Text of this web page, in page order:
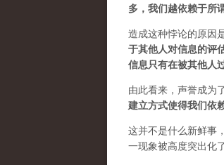
多，我们越依赖于所
造成这种悖论的原因
于其他人对信息的评
信息只有在被其他人
由此看来，声誉成为
建立方式使得我们依
这并不是什么新鲜事
一现象被高度突出化了